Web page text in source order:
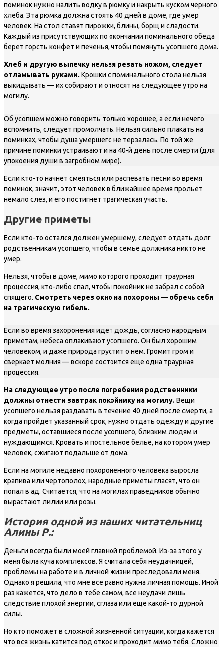
поминок нужно налить водку в рюмку и накрыть куском черного
хлеба. Эта рюмка должна стоять 40 дней в доме, где умер
человек. На стол ставят пирожки, блины, борщ и сладости.
Каждый из присутствующих по окончании поминального обеда
берет горсть конфет и печенья, чтобы помянуть усопшего дома.
Хлеб и другую выпечку нельзя резать ножом, следует
отламывать руками. Крошки с поминального стола нельзя
выкидывать — их собирают и относят на следующее утро на
могилу.
Об усопшем можно говорить только хорошее, а если нечего
вспомнить, следует промолчать. Нельзя сильно плакать на
поминках, чтобы душа умершего не терзалась. По той же
причине поминки устраивают и на 40-й день после смерти (для
упокоения души в загробном мире).
Если кто-то начнет смеяться или распевать песни во время
поминок, значит, этот человек в ближайшее время прольет
немало слез, и его постигнет трагическая участь.
Другие приметы
Если кто-то остался должен умершему, следует отдать долг
родственникам усопшего, чтобы в семье должника никто не
умер.
Нельзя, чтобы в доме, мимо которого проходит траурная
процессия, кто-либо спал, чтобы покойник не забрал с собой
спящего. Смотреть через окно на похороны — обречь себя
на трагическую гибель.
Если во время захоронения идет дождь, согласно народным
приметам, небеса оплакивают усопшего. Он был хорошим
человеком, и даже природа грустит о нем. Громит гром и
сверкает молния — вскоре состоится еще одна траурная
процессия.
На следующее утро после погребения родственники
должны отнести завтрак покойнику на могилу. Вещи
усопшего нельзя раздавать в течение 40 дней после смерти, а
когда пройдет указанный срок, нужно отдать одежду и другие
предметы, оставшиеся после усопшего, близким людям и
нуждающимся. Кровать и постельное белье, на котором умер
человек, сжигают подальше от дома.
Если на могиле недавно похороненного человека выросла
крапива или чертополох, народные приметы гласят, что он
попал в ад. Считается, что на могилах праведников обычно
вырастают лилии или розы.
История одной из наших читательниц
Алины Р.:
Деньги всегда были моей главной проблемой. Из-за этого у
меня была куча комплексов. Я считала себя неудачницей,
проблемы на работе и в личной жизни преследовали меня.
Однако я решила, что мне все равно нужна личная помощь. Иной
раз кажется, что дело в тебе самом, все неудачи лишь
следствие плохой энергии, сглаза или еще какой-то дурной
силы.
Но кто поможет в сложной жизненной ситуации, когда кажется
что вся жизнь катится под откос и проходит мимо тебя. Сложно